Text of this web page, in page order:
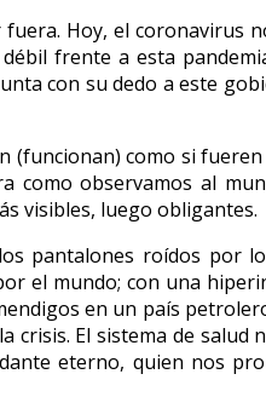
Hoy, el coronavirus
frente a esta
con su dedo a este
como si
observamos al
visibles, luego obligantes.
pantalones roídos
el mundo; con una
en un país
El sistema de
eterno, quien nos